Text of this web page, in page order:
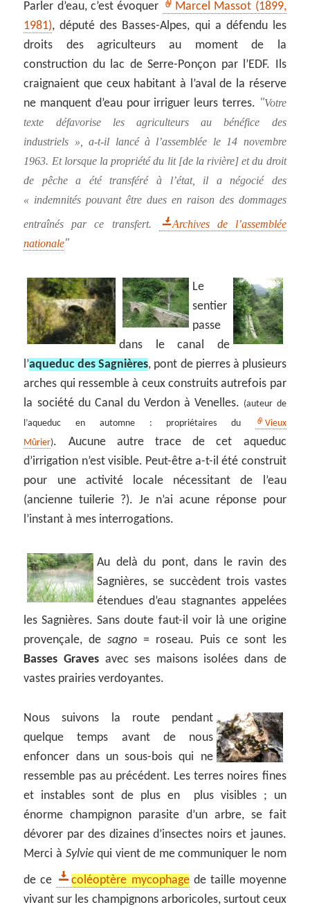
Parler d’eau, c’est évoquer
Marcel Massot (1899,
1981), député des Basses-Alpes, qui a défendu les
droits des agriculteurs au moment de la
construction du lac de Serre-Ponçon par l’EDF. Ils
craignaient que ceux habitant à l’aval de la réserve
ne manquent d’eau pour irriguer leurs terres.
Votre
texte défavorise les agriculteurs au bénéfice des
industriels », a-t-il lancé à l’assemblée le 14 novembre
1963. Et lorsque la propriété du lit [de la rivière] et du droit
de pêche a été transféré à l’état, il a négocié des
« indemnités pouvant être dues en raison des dommages
entraînés par ce transfert.
Archives de l’assemblée
nationale
Le
sentier
passe
dans le canal de
l’aqueduc des Sagnières, pont de pierres à plusieurs
arches qui ressemble à ceux construits autrefois par
la société du Canal du Verdon à Venelles. (auteur de
l’aqueduc en automne : propriétaires du
Vieux
Mûrier). Aucune autre trace de cet aqueduc
d’irrigation n’est visible. Peut-être a-t-il été construit
pour une activité locale nécessitant de l’eau
(ancienne tuilerie ?). Je n’ai acune réponse pour
l’instant à mes interrogations.
Au delà du pont, dans le ravin des
Sagnières, se succèdent trois vastes
étendues d’eau stagnantes appelées
les Sagnières. Sans doute faut-il voir là une origine
provençale, desagno = roseau. Puis ce sont les
Basses Graves avec ses maisons isolées dans de
vastes prairies verdoyantes.
Nous suivons la route pendant
quelque temps avant de nous
enfoncer dans un sous-bois qui ne
ressemble pas au précédent. Les terres noires fines
et instables sont de plus en plus visibles ; un
énorme champignon parasite d’un arbre, se fait
dévorer par des dizaines d’insectes noirs et jaunes.
Merci à Sylvie qui vient de me communiquer le nom
de ce
coléoptère mycophagede taille moyenne
vivant sur les champignons arboricoles, surtout ceux